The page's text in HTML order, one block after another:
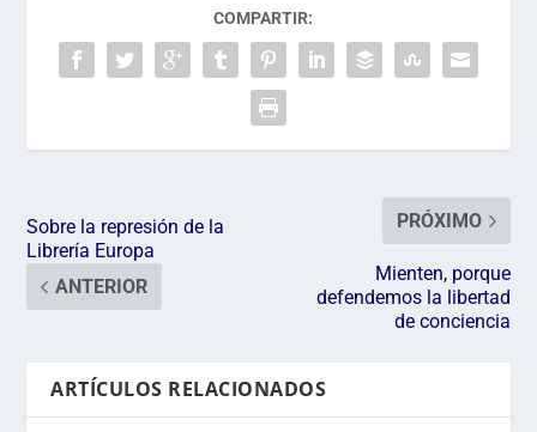
COMPARTIR:
Sobre la represión de la
Librería Europa
ANTERIOR
PRÓXIMO
Mienten, porque
defendemos la libertad
de conciencia
ARTÍCULOS RELACIONADOS